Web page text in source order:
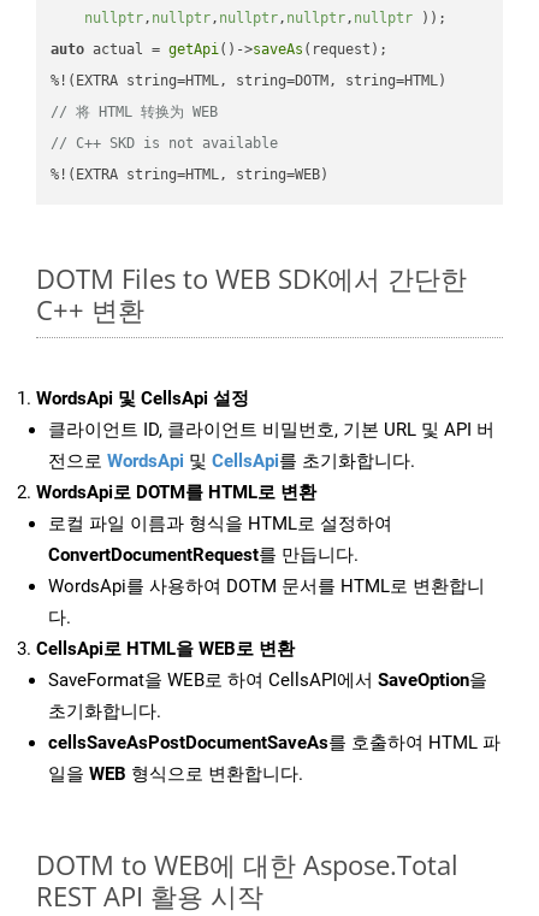
nullptr, nullptr, nullptr, nullptr, nullptr ))
auto actual = getApi()->saveAs (request);
// 将 HTML 转换为 WEB
// C++ SKD is not available
%!(EXTRA string=HTML, string=WEB)
DOTM Files to WEB SDK에서 간단한
C++ 변환
WordsApi 및 CellsApi 설정
클라이언트 ID, 클라이언트 비밀번호, 기본 URL 및 API 버
전으로 WordsApi 및 CellsApi를 초기화합니다.
WordsApi로 DOTM를 HTML로 변환
로컬 파일 이름과 형식을 HTML로 설정하여
ConvertDocumentRequest를 만듭니다.
WordsApi를 사용하여 DOTM 문서를 HTML로 변환합니
다.
CellsApi로 HTML을 WEB로 변환
SaveFormat을 WEB로 하여 CellsAPI에서 SaveOption을
초기화합니다.
cellsSaveAsPostDocumentSaveAs를 호출하여 HTML 파
일을 WEB 형식으로 변환합니다.
DOTM to WEB에 대한 Aspose.Total
REST API 활용 시작